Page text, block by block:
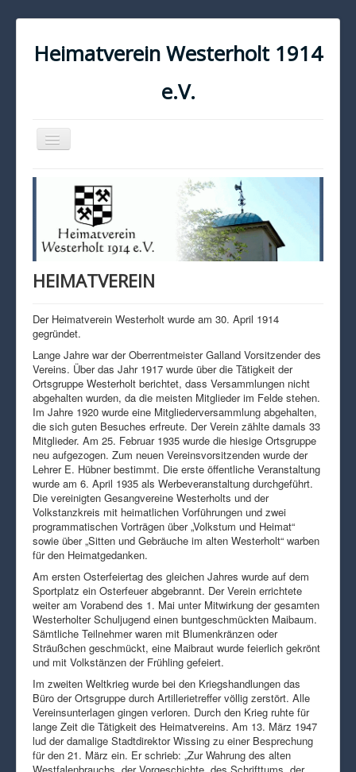
Heimatverein Westerholt 1914
e.V.
Navigation
an/aus
KONTAKT
IMPRESSUM
DATENSCHUTZ
HEIMATVEREIN
Der Heimatverein Westerholt wurde am 30. April 1914
gegründet.
Lange Jahre war der Oberrentmeister Galland Vorsitzender des
Vereins. Über das Jahr 1917 wurde über die Tätigkeit der
Ortsgruppe Westerholt berichtet, dass Versammlungen nicht
abgehalten wurden, da die meisten Mitglieder im Felde stehen.
Im Jahre 1920 wurde eine Mitgliederversammlung abgehalten,
die sich guten Besuches erfreute. Der Verein zählte damals 33
Mitglieder. Am 25. Februar 1935 wurde die hiesige Ortsgruppe
neu aufgezogen. Zum neuen Vereinsvorsitzenden wurde der
Lehrer E. Hübner bestimmt. Die erste öffentliche Veranstaltung
wurde am 6. April 1935 als Werbeveranstaltung durchgeführt.
Die vereinigten Gesangvereine Westerholts und der
Volkstanzkreis mit heimatlichen Vorführungen und zwei
programmatischen Vorträgen über „Volkstum und Heimat“
sowie über „Sitten und Gebräuche im alten Westerholt“ warben
für den Heimatgedanken.
Am ersten Osterfeiertag des gleichen Jahres wurde auf dem
Sportplatz ein Osterfeuer abgebrannt. Der Verein errichtete
weiter am Vorabend des 1. Mai unter Mitwirkung der gesamten
Westerholter Schuljugend einen buntgeschmückten Maibaum.
Sämtliche Teilnehmer waren mit Blumenkränzen oder
Sträußchen geschmückt, eine Maibraut wurde feierlich gekrönt
und mit Volkstänzen der Frühling gefeiert.
Im zweiten Weltkrieg wurde bei den Kriegshandlungen das
Büro der Ortsgruppe durch Artillerietreffer völlig zerstört. Alle
Vereinsunterlagen gingen verloren. Durch den Krieg ruhte für
lange Zeit die Tätigkeit des Heimatvereins. Am 13. März 1947
lud der damalige Stadtdirektor Wissing zu einer Besprechung
für den 21. März ein. Er schrieb: „Zur Wahrung des alten
Westfalenbrauchs, der Vorgeschichte, des Schrifttums, der